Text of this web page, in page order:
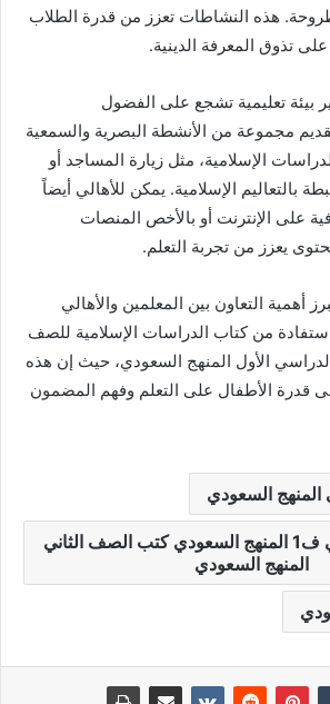
هذه النشاطات تعزز من قدرة الطلاب
تذوق المعرفة الدينية.
بيئة تعليمية تشجع على الفضول
مجموعة من الأنشطة البصرية والسمعية
الإسلامية، مثل زيارة المساجد أو
بالتعاليم الإسلامية. يمكن للأهالي أيضاً
على الإنترنت أو بالأخص المنصات
يعزز من تجربة التعلم.
أهمية التعاون بين المعلمين والأهالي
من كتاب الدراسات الإسلامية للصف
الدراسي الأول المنهج السعودي، حيث إن هذه
قدرة الأطفال على التعلم وفهم المضمون
السعودي
كتب الصف الثاني ف1 المنهج السعودي كتب الصف الثاني
المنهج السعودي